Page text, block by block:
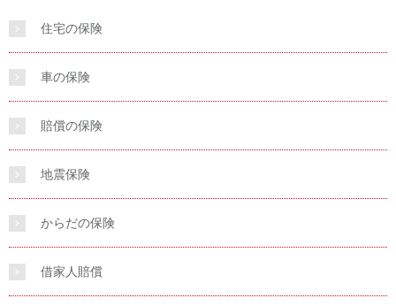
住宅の保険
車の保険
賠償の保険
地震保険
からだの保険
借家人賠償